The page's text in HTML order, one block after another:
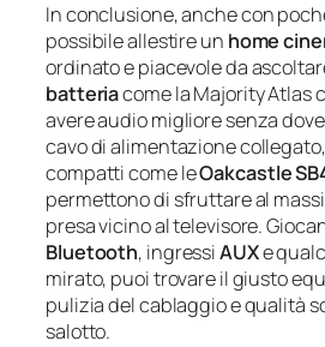
In conclusione, anche con
possibile allestire un home
ordinato e piacevole da
batteriacome la Majority Atlas
avere audio migliore senza
cavo di alimentazione
compatti come leOakcastle
permettono di sfruttare al
presa vicino al televisore.
Bluetooth, ingressiAUXe
mirato, puoi trovare il giusto
pulizia del cablaggio e qualità
salotto.